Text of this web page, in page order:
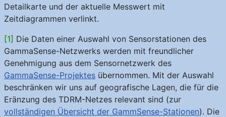
Detailkarte und der aktuelle Messwert mit
Zeitdiagrammen verlinkt.
[1] Die Daten einer Auswahl von Sensorstationen des
GammaSense-Netzwerks werden mit freundlicher
Genehmigung aus dem Sensornetzwerk des
GammaSense-Projektes übernommen. Mit der Auswahl
beschränken wir uns auf geografische Lagen, die für die
Eränzung des TDRM-Netzes relevant sind (zur
vollständigen Übersicht der GammSense-Stationen). Die